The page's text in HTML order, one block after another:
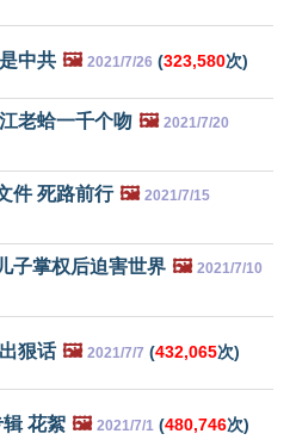
中共 🖼️ 2021/7/26 (323,580次)
老蛤一千个吻 🖼️ 2021/7/20
件 死路前行 🖼️ 2021/7/15
子掌权后迫害世界 🖼️ 2021/7/10
狠话 🖼️ 2021/7/7 (432,065次)
花絮 🖼️ 2021/7/1 (480,746次)